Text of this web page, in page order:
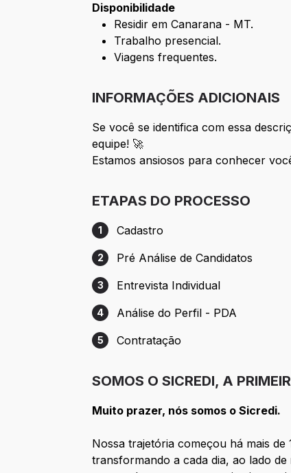
Disponibilidade
Residir em Canarana - MT.
Trabalho presencial.
Viagens frequentes.
INFORMAÇÕES ADICIONAIS
Se você se identifica com essa
equipe! 🚀
Estamos ansiosos para conhecer
ETAPAS DO PROCESSO
Etapa 1: Cadastro
1 Cadastro
Etapa 2: Pré Análise de Candidatos
2 Pré Análise de Candidatos
Etapa 3: Entrevista Individual
3 Entrevista Individual
Etapa 4: Análise do Perfil - PDA
4 Análise do Perfil - PDA
Etapa 5: Contratação
5 Contratação
SOMOS O SICREDI, A
Muito prazer, nós somos o Sicredi.
Nossa trajetória começou há mais
transformando a cada dia, ao lado de